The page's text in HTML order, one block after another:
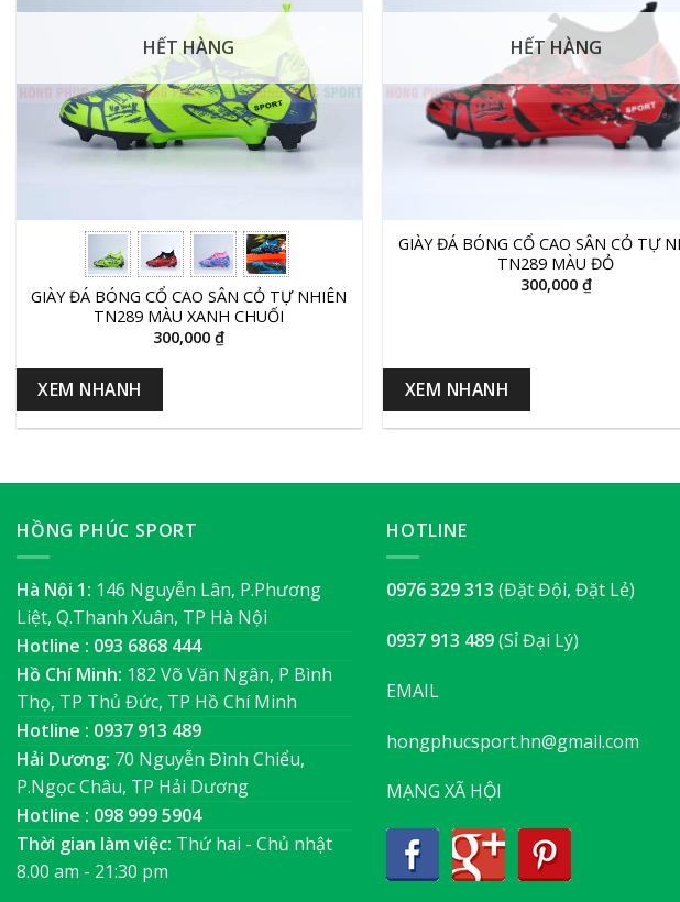
HẾT HÀNG
GIÀY ĐÁ BÓNG CỔ CAO SÂN CỎ TỰ NHIÊN
TN289 MÀU XANH CHUỐI
300,000₫
XEM NHANH
HẾT HÀNG
GIÀY ĐÁ BÓNG CỔ CAO SÂN CỎ TỰ
TN289 MÀU ĐỎ
300,000 ₫
XEM NHANH
HỒNG PHÚC SPORT
Hà Nội 1: 146 Nguyễn Lân, P.Phương
Liệt, Q.Thanh Xuân, TP Hà Nội
Hotline : 093 6868 444
Hồ Chí Minh: 182 Võ Văn Ngân, P Bình
Thọ, TP Thủ Đức, TP Hồ Chí Minh
Hotline : 0937 913 489
Hải Dương: 70 Nguyễn Đình Chiểu,
P.Ngọc Châu, TP Hải Dương
Hotline : 098 999 5904
Thời gian làm việc: Thứ hai - Chủ nhật
8.00 am - 21:30 pm
HOTLINE
0976 329 313 (Đặt Đội, Đặt Lẻ)
0937 913 489(Sỉ Đại Lý)
EMAIL
hongphucsport.hn@gmail.com
MẠNG XÃ HỘI